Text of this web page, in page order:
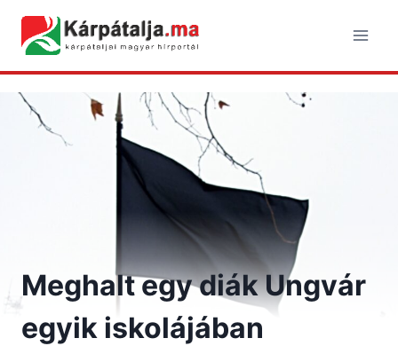
content
Meghalt egy diák Ungvár
egyik iskolájában